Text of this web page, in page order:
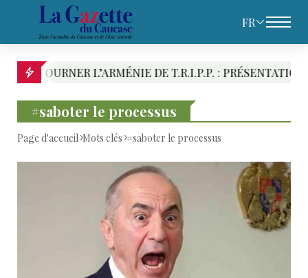
FR
L’ARMÉNIE DE T.R.I.P.P. : PRÉSENTATION DES
#saboter le processus
Page d'accueil Mots clés #saboter le processus